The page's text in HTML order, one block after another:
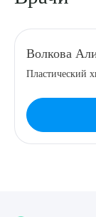
Волкова
Пластический